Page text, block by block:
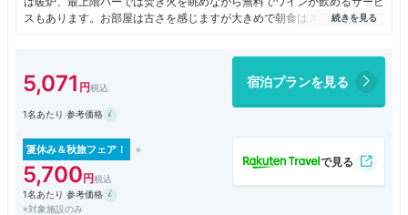
スもあります。お部屋は古さを感じますが大きめで朝食はスープとパンが
部屋前に届けられます。
5,071 宿泊プランを見る
1名あたり 参考価格
夏休み＆秋旅フェア！
5,700
1名あたり 参考価格
※対象施設のみ